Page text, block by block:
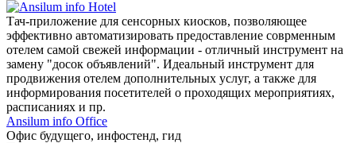
Тач-приложение для сенсорных киосков, позволяющее
эффективно автоматизировать предоставление соврменным
отелем самой свежей информации - отличный инструмент на
замену "досок объявлений". Идеальный инструмент для
продвижения отелем дополнительных услуг, а также для
информирования посетителей о проходящих мероприятиях,
расписаниях и пр.
Ansilum info Office
Офис будущего, инфостенд, гид